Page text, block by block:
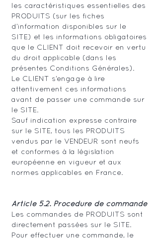
les caractéristiques essentielles des
PRODUITS (sur les fiches
d’information disponibles sur le
SITE) et les informations obligatoires
que le CLIENT doit recevoir en vertu
du droit applicable (dans les
présentes Conditions Générales).
Le CLIENT s’engage à lire
attentivement ces informations
avant de passer une commande sur
le SITE.
Sauf indication expresse contraire
sur le SITE, tous les PRODUITS
vendus par le VENDEUR sont neufs
et conformes à la législation
européenne en vigueur et aux
normes applicables en France.
Article 5.2. Procédure de commande
Les commandes de PRODUITS sont
directement passées sur le SITE.
Pour effectuer une commande, le